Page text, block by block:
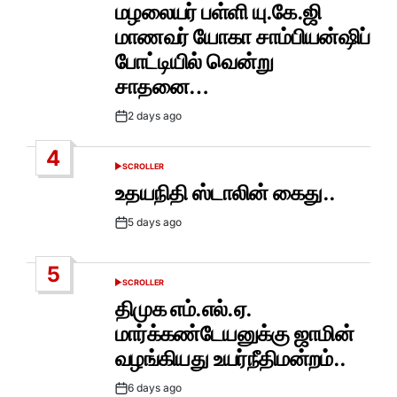
மழலையர் பள்ளி யு.கே.ஜி
மாணவர் யோகா சாம்பியன்ஷிப்
போட்டியில் வென்று
சாதனை…
Post2 days ago
4
POSTED
SCROLLER
உதயநிதி ஸ்டாலின் கைது..
Post5 days ago
5
POSTED
SCROLLER
திமுக எம்.எல்.ஏ.
மார்க்கண்டேயனுக்கு ஜாமின்
வழங்கியது உயர்நீதிமன்றம்..
Post6 days ago